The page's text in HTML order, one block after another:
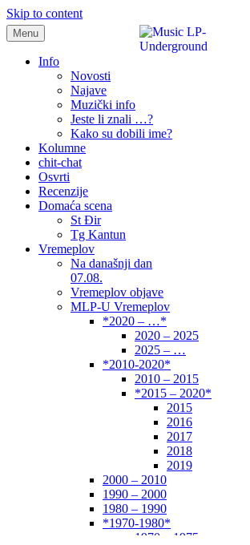
Skip to content
samo muzika i …..
Menu
Info
Novosti
Najave
Muzički info
Jeste li znali …?
Kako su dobili ime?
Kolumne
chit-chat
Osvrti
Recenzije
Domaća scena
St Đir
Tg Kantun
Vremeplov
Na današnji dan
07.08.
Vremeplov objave
MLP-U Vremeplov
*2020 – …*
2020 – 2025
2025 – …
*2010-2020*
2010 – 2015
*2015 – 2020*
2015
2016
2017
2018
2019
2000 – 2010
1990 – 2000
1980 – 1990
*1970-1980*
1970 – 1975